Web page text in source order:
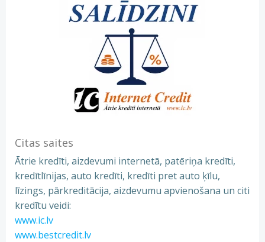
Citas saites
Ātrie kredīti, aizdevumi internetā, patēriņa kredīti,
kredītlīnijas, auto kredīti, kredīti pret auto ķīlu,
līzings, pārkreditācija, aizdevumu apvienošana un citi
kredītu veidi:
www.ic.lv
www.bestcredit.lv